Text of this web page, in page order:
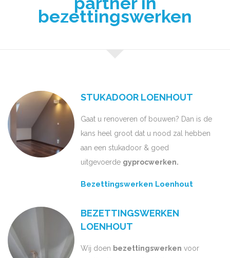
bezettingswerken
STUKADOOR LOENHOUT
Gaat u renoveren of bouwen? Dan is de
kans heel groot dat u nood zal hebben
aan een stukadoor & goed
uitgevoerde gyprocwerken.
Bezettingswerken Loenhout
BEZETTINGSWERKEN
LOENHOUT
Wij doen bezettingswerken voor